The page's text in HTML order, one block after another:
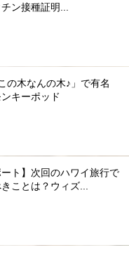
ン接種証明...
の木なんの木♪」で有名
キーポッド
ート】次回のハワイ旅行で
ことは？ウィズ...